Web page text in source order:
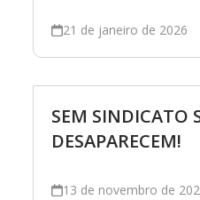
21 de janeiro de 2026
SEM SINDICATO
DESAPARECEM!
13 de novembro de